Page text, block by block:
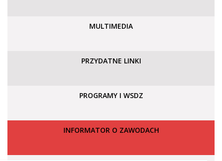
MULTIMEDIA
PRZYDATNE LINKI
PROGRAMY I WSDZ
INFORMATOR O ZAWODACH